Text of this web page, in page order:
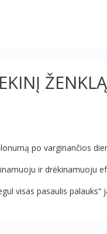
ŽENKLĄ
po varginančios
ir drėkinamuoju
visas pasaulis palauks“